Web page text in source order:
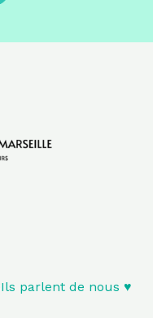
Ils parlent de nous ♥️